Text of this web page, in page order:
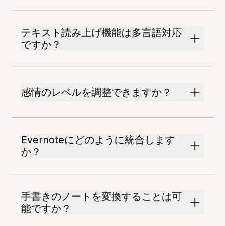
テキスト読み上げ機能は多言語対応
ですか？
感情のレベルを調整できますか？
Evernoteにどのように統合します
か？
手書きのノートを変換することは可
能ですか？